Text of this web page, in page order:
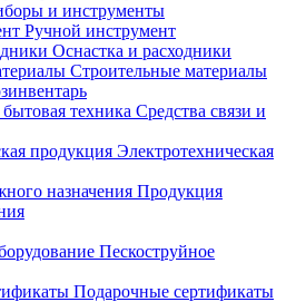
и инструменты
Ручной инструмент
Оснастка и расходники
Строительные материалы
Средства связи и
Электротехническая
Продукция
Пескоструйное
Подарочные сертификаты